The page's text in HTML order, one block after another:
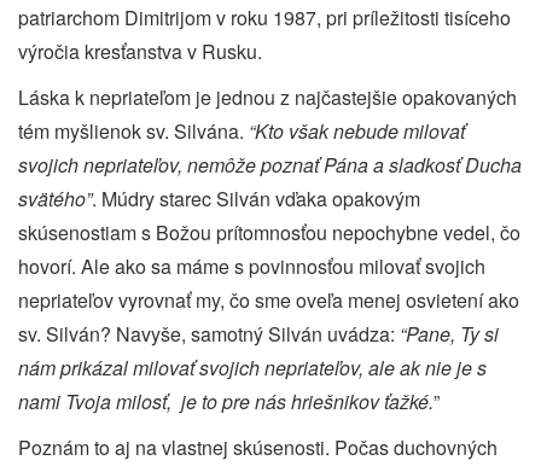
patriarchom Dimitrijom v roku 1987, pri príležitosti tisíceho
výročia kresťanstva v Rusku.
Láska k nepriateľom je jednou z najčastejšie opakovaných
tém myšlienok sv. Silvána. “Kto však nebude milovať
svojich nepriateľov, nemôže poznať Pána a sladkosť Ducha
svätého”. Múdry starec Silván vďaka opakovým
skúsenostiam s Božou prítomnosťou nepochybne vedel, čo
hovorí. Ale ako sa máme s povinnosťou milovať svojich
nepriateľov vyrovnať my, čo sme oveľa menej osvietení ako
sv. Silván? Navyše, samotný Silván uvádza: “Pane, Ty si
nám prikázal milovať svojich nepriateľov, ale ak nie je s
nami Tvoja milosť, je to pre nás hriešnikov ťažké.”
Poznám to aj na vlastnej skúsenosti. Počas duchovných